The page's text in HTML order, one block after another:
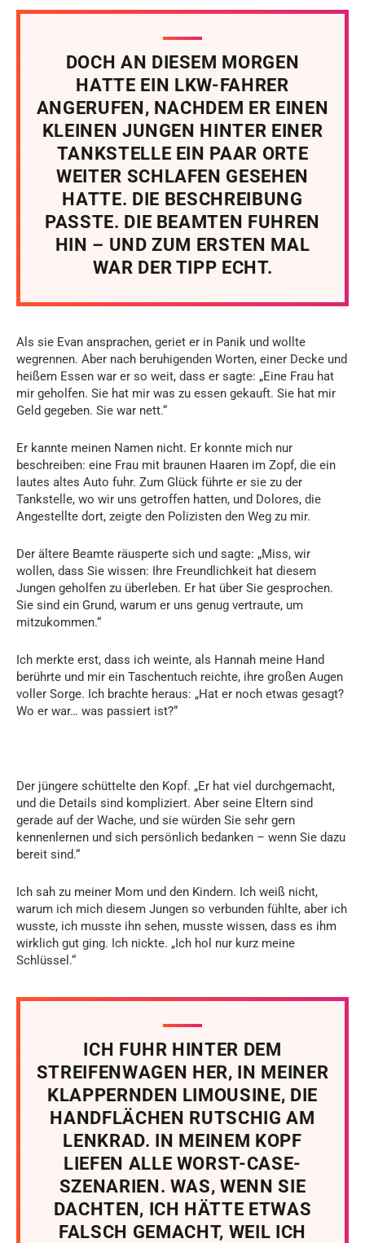
DOCH AN DIESEM MORGEN
HATTE EIN LKW-FAHRER
ANGERUFEN, NACHDEM ER EINEN
KLEINEN JUNGEN HINTER EINER
TANKSTELLE EIN PAAR ORTE
WEITER SCHLAFEN GESEHEN
HATTE. DIE BESCHREIBUNG
PASSTE. DIE BEAMTEN FUHREN
HIN – UND ZUM ERSTEN MAL
WAR DER TIPP ECHT.
Als sie Evan ansprachen, geriet er in Panik und wollte
wegrennen. Aber nach beruhigenden Worten, einer Decke und
heißem Essen war er so weit, dass er sagte: „Eine Frau hat
mir geholfen. Sie hat mir was zu essen gekauft. Sie hat mir
Geld gegeben. Sie war nett.“
Er kannte meinen Namen nicht. Er konnte mich nur
beschreiben: eine Frau mit braunen Haaren im Zopf, die ein
lautes altes Auto fuhr. Zum Glück führte er sie zu der
Tankstelle, wo wir uns getroffen hatten, und Dolores, die
Angestellte dort, zeigte den Polizisten den Weg zu mir.
Der ältere Beamte räusperte sich und sagte: „Miss, wir
wollen, dass Sie wissen: Ihre Freundlichkeit hat diesem
Jungen geholfen zu überleben. Er hat über Sie gesprochen.
Sie sind ein Grund, warum er uns genug vertraute, um
mitzukommen.“
Ich merkte erst, dass ich weinte, als Hannah meine Hand
berührte und mir ein Taschentuch reichte, ihre großen Augen
voller Sorge. Ich brachte heraus: „Hat er noch etwas gesagt?
Wo er war… was passiert ist?“
Der jüngere schüttelte den Kopf. „Er hat viel durchgemacht,
und die Details sind kompliziert. Aber seine Eltern sind
gerade auf der Wache, und sie würden Sie sehr gern
kennenlernen und sich persönlich bedanken – wenn Sie dazu
bereit sind.“
Ich sah zu meiner Mom und den Kindern. Ich weiß nicht,
warum ich mich diesem Jungen so verbunden fühlte, aber ich
wusste, ich musste ihn sehen, musste wissen, dass es ihm
wirklich gut ging. Ich nickte. „Ich hol nur kurz meine
Schlüssel.“
ICH FUHR HINTER DEM
STREIFENWAGEN HER, IN MEINER
KLAPPERNDEN LIMOUSINE, DIE
HANDFLÄCHEN RUTSCHIG AM
LENKRAD. IN MEINEM KOPF
LIEFEN ALLE WORST-CASE-
SZENARIEN. WAS, WENN SIE
DACHTEN, ICH HÄTTE ETWAS
FALSCH GEMACHT, WEIL ICH